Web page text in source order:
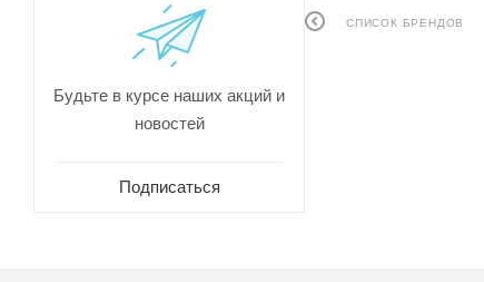
СПИСОК БРЕНДОВ
Будьте в курсе наших акций и
новостей
Подписаться